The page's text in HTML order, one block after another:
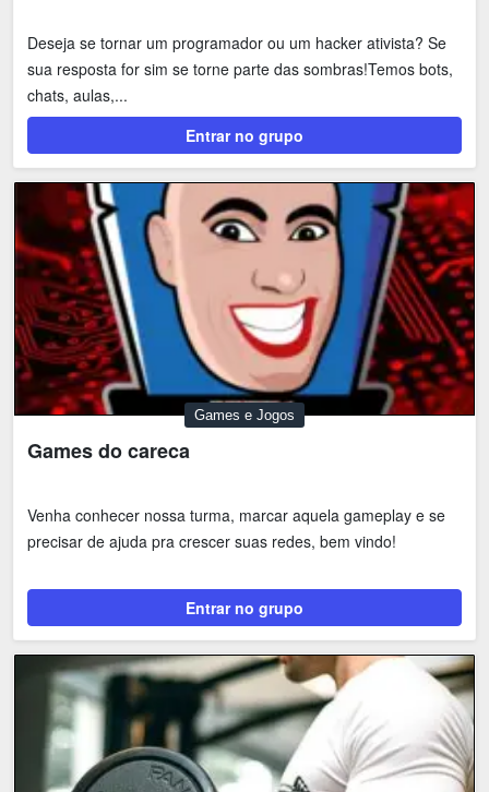
Deseja se tornar um programador ou um hacker ativista? Se
sua resposta for sim se torne parte das sombras!Temos bots,
chats, aulas,...
Entrar no grupo
Games e Jogos
Games do careca
Venha conhecer nossa turma, marcar aquela gameplay e se
precisar de ajuda pra crescer suas redes, bem vindo!
Entrar no grupo